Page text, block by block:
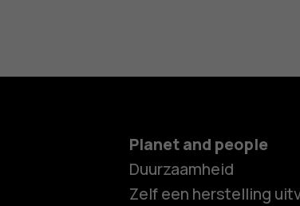
Planet and people
Duurzaamheid
Zelf een herstelling